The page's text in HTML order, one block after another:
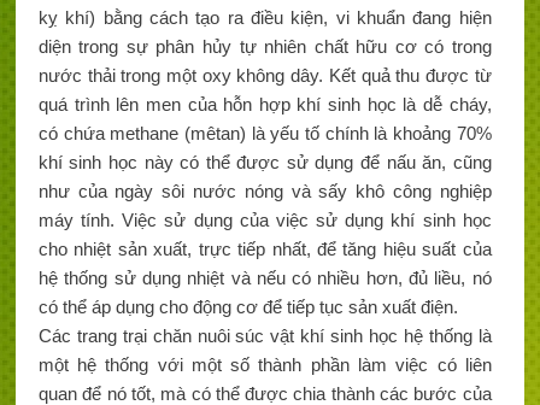
kỵ khí) bằng cách tạo ra điều kiện, vi khuẩn đang hiện
diện trong sự phân hủy tự nhiên chất hữu cơ có trong
nước thải trong một oxy không dây. Kết quả thu được từ
quá trình lên men của hỗn hợp khí sinh học là dễ cháy,
có chứa methane (mêtan) là yếu tố chính là khoảng 70%
khí sinh học này có thể được sử dụng để nấu ăn, cũng
như của ngày sôi nước nóng và sấy khô công nghiệp
máy tính. Việc sử dụng của việc sử dụng khí sinh học
cho nhiệt sản xuất, trực tiếp nhất, để tăng hiệu suất của
hệ thống sử dụng nhiệt và nếu có nhiều hơn, đủ liều, nó
có thể áp dụng cho động cơ để tiếp tục sản xuất điện.
Các trang trại chăn nuôi súc vật khí sinh học hệ thống là
một hệ thống với một số thành phần làm việc có liên
quan để nó tốt, mà có thể được chia thành các bước của